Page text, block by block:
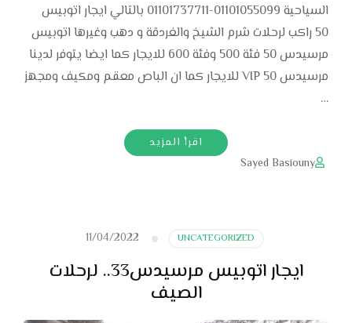
السياحية 01101055099-01101737711 بالتالي ايجار اتوبيس
50 راكب لرحلات شرم الشيخ والغردقة و دهب وغيرها اتوبيس
مرسيدس 50 فئة 500 وفئة 600 للايجار كما ايضا يتوفر لدينا
مرسيدس VIP 50 للايجار كما ان الباص معقم ومكيف ومجهز
…
اقرأ المزيد
Sayed Basiouny
UNCATEGORIZED
11/04/2022
ايجار اتوبيس مرسيدس33.. لرحلات
الصيف